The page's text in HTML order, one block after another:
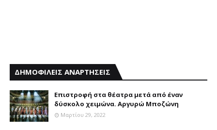
ΔΗΜΟΦΙΛΕΙΣ ΑΝΑΡΤΗΣΕΙΣ
Επιστροφή στα θέατρα μετά από έναν
δύσκολο χειμώνα. Αργυρώ Μποζώνη
Μαρτίου 29, 2022